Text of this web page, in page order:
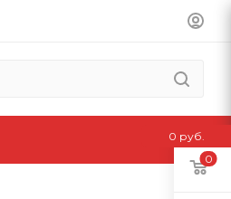
0
0 руб.